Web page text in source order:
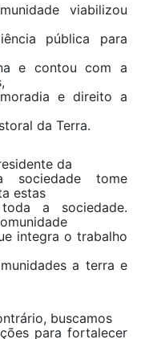
viabilizou
pública para
e contou com a
e direito a
da Terra.
da
tome
estas
a sociedade.
integra o trabalho
a terra e
buscamos
para fortalecer